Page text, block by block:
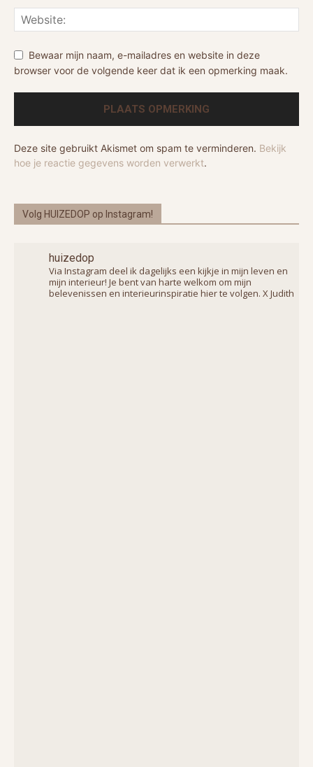
Bewaar mijn naam, e-mailadres en website in deze
browser voor de volgende keer dat ik een opmerking maak.
Deze site gebruikt Akismet om spam te verminderen. Bekijk
hoe je reactie gegevens worden verwerkt.
Volg HUIZEDOP op Instagram!
huizedop
Via Instagram deel ik dagelijks een kijkje in mijn leven en
mijn interieur! Je bent van harte welkom om mijn
belevenissen en interieurinspiratie hier te volgen. X Judith